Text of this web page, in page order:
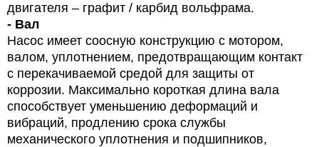
двигателя – графит / карбид вольфрама.
- Вал
Насос имеет соосную конструкцию с мотором,
валом, уплотнением, предотвращающим контакт
с перекачиваемой средой для защиты от
коррозии. Максимально короткая длина вала
способствует уменьшению деформаций и
вибраций, продлению срока службы
механического уплотнения и подшипников,